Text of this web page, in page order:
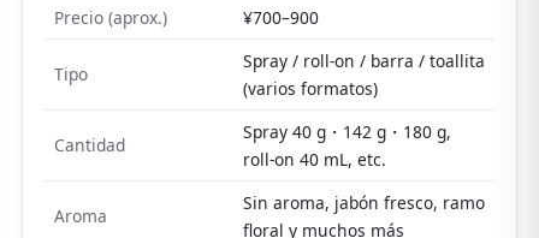
Funciona mejor sobre piel limpia y seca.
Precio (aprox.) ¥700–900
Tipo
Spray / roll-on / barra / toallita
(varios formatos)
Cantidad
Spray 40 g・142 g・180 g,
roll-on 40 mL, etc.
Aroma
Sin aroma, jabón fresco, ramo
floral y muchos más